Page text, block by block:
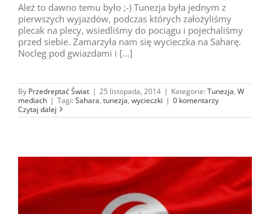
Ależ to dawno temu było ;-) Tunezja była jednym z
pierwszych wyjazdów, podczas których założyliśmy
plecak na plecy, wsiedliśmy do pociągu i pojechaliśmy
przed siebie. Zamarzyła nam się wycieczka na Saharę.
Nocleg pod gwiazdami i [...]
By Przedreptać Świat | 25 listopada, 2014 | Kategorie: Tunezja, W
mediach | Tagi: Sahara, tunezja, wycieczki | 0 komentarzy
Czytaj dalej